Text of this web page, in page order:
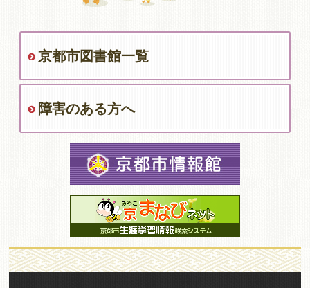
京都市図書館一覧
障害のある方へ